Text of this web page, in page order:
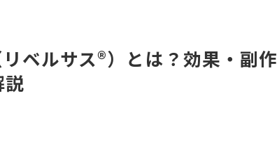
ベルサス®）とは？効果・副作
説